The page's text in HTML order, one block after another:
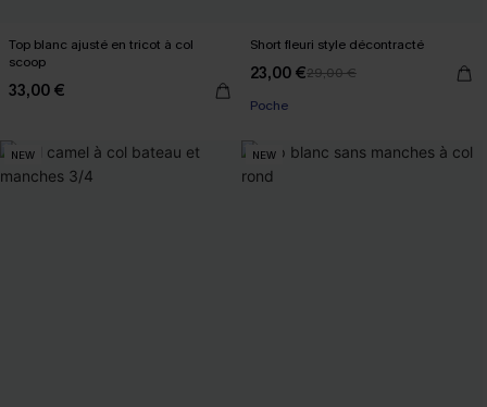
Top blanc ajusté en tricot à col
scoop
33,00 €
Short fleuri style décontracté
23,00 €29,00 €
Poche
NEW NEW